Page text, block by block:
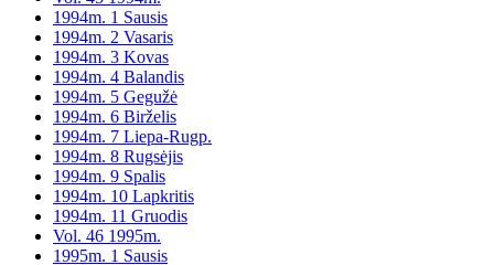
1994m. 1 Sausis
1994m. 2 Vasaris
1994m. 3 Kovas
1994m. 4 Balandis
1994m. 5 Gegužė
1994m. 6 Birželis
1994m. 7 Liepa-Rugp.
1994m. 8 Rugsėjis
1994m. 9 Spalis
1994m. 10 Lapkritis
1994m. 11 Gruodis
Vol. 46 1995m.
1995m. 1 Sausis